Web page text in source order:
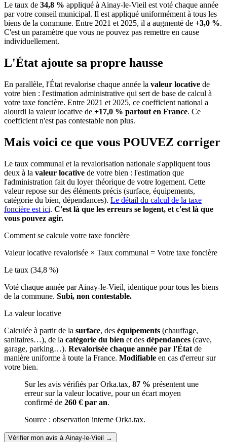
Le taux de 34,8 % appliqué à Ainay-le-Vieil est voté chaque année
par votre conseil municipal. Il est appliqué uniformément à tous les
biens de la commune. Entre 2021 et 2025, il a augmenté de +3,0 %.
C'est un paramètre que vous ne pouvez pas remettre en cause
individuellement.
L'État ajoute sa propre hausse
En parallèle, l'État revalorise chaque année la valeur locative de
votre bien : l'estimation administrative qui sert de base de calcul à
votre taxe foncière. Entre 2021 et 2025, ce coefficient national a
alourdi la valeur locative de +17,0 % partout en France. Ce
coefficient n'est pas contestable non plus.
Mais voici ce que vous POUVEZ corriger
Le taux communal et la revalorisation nationale s'appliquent tous
deux à la valeur locative de votre bien : l'estimation que
l'administration fait du loyer théorique de votre logement. Cette
valeur repose sur des éléments précis (surface, équipements,
catégorie du bien, dépendances). Le détail du calcul de la taxe
foncière est ici. C'est là que les erreurs se logent, et c'est là que
vous pouvez agir.
Comment se calcule votre taxe foncière
Valeur locative revalorisée × Taux communal = Votre taxe foncière
Le taux (34,8 %)
Voté chaque année par Ainay-le-Vieil, identique pour tous les biens
de la commune. Subi, non contestable.
La valeur locative
Calculée à partir de la surface, des équipements (chauffage,
sanitaires…), de la catégorie du bien et des dépendances (cave,
garage, parking…). Revalorisée chaque année par l'État de
manière uniforme à toute la France. Modifiable en cas d'erreur sur
votre bien.
Sur les avis vérifiés par Orka.tax, 87 % présentent une
erreur sur la valeur locative, pour un écart moyen
confirmé de 260 € par an.
Source : observation interne Orka.tax.
Vérifier mon avis à Ainay-le-Vieil →